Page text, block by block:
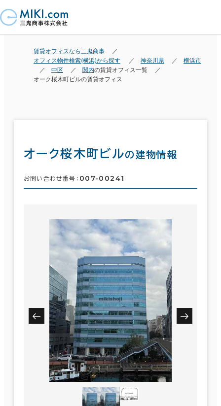
賃貸オフィスなら三鬼商事
オフィス物件検索(横浜)から探す
神奈川県
横浜市
中区
関内の賃貸オフィス一覧
オーク桜木町ビルの賃貸オフィス
オーク桜木町ビルの建物情報
お問い合わせ番号： 007-00241